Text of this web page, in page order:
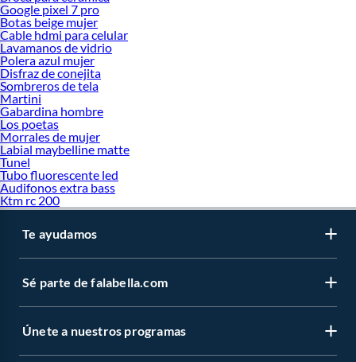
Google pixel 7 pro
Botas beige mujer
Cable hdmi para celular
Lavamanos de vidrio
Polera azul mujer
Disfraz de conejita
Sombreros de tela
Martini
Gabardina hombre
Los poetas
Morrales de mujer
Labial maybelline matte
Tunel
Tubo fluorescente led
Audifonos extra bass
Ktm rc 200
Te ayudamos
Sé parte de falabella.com
Únete a nuestros programas